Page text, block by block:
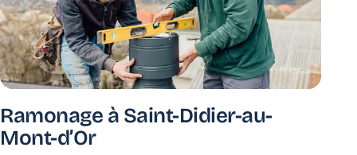
Ramonage à Saint-Didier-au-
Mont-d’Or